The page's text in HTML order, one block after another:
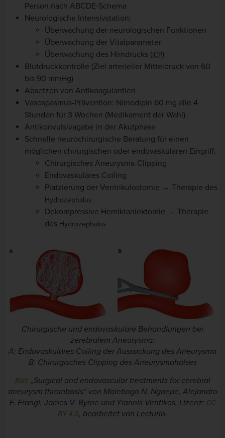
Person nach ABCDE-Schema
Neurologische Intensivstation:
Überwachung der neurologischen Funktionen
Überwachung der Vitalparameter
Überwachung des Hirndrucks (ICP)
Blutdruckkontrolle (Ziel arterieller Mitteldruck von 60
bis 90 mmHg)
Absetzen von Antikoagulantien
Vasospasmus-Prävention: Nimodipin 60 mg alle 4
Stunden für 3 Wochen (Medikament der Wahl)
Antikonvulsivagabe in der Akutphase
Schnelle neurochirurgische Beratung für einen
möglichen chirurgischen oder endovaskulären Eingriff:
Chirurgisches Aneurysma-Clipping
Endovaskuläres Coiling
Platzierung der Ventrikulostomie → Therapie des
Hydrozephalus
Dekompressive Hemikraniektomie → Therapie
des Hydrozephalus
Chirurgische und endovaskuläre Behandlungen bei
zerebralem Aneurysma:
A: Endovaskuläres Coiling der Aussackung des Aneurysma
B: Chirurgisches Clipping des Aneurysmahalses
Bild: „Surgical and endovascular treatments for cerebral
aneurysm thrombosis“ von Malebogo N. Ngoepe, Alejandro
F. Frangi, James V. Byrne und Yiannis Ventikos. Lizenz: CC
BY 4.0, bearbeitet von Lecturio.